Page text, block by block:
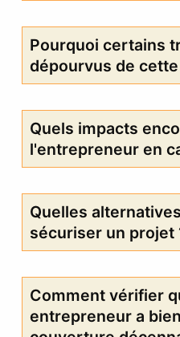
Pourquoi certains
dépourvus de
Quels impacts
l'entrepreneur en
Quelles
sécuriser un projet
Comment vérifier
entrepreneur a